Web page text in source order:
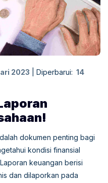
2023 Diperbarui: 14
dokumen penting bagi
kondisi finansial
keuangan berisi
dan dilaporkan pada